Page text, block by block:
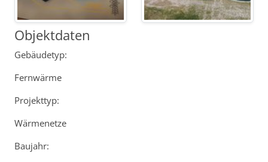
Objektdaten
Gebäudetyp:
Fernwärme
Projekttyp:
Wärmenetze
Baujahr: